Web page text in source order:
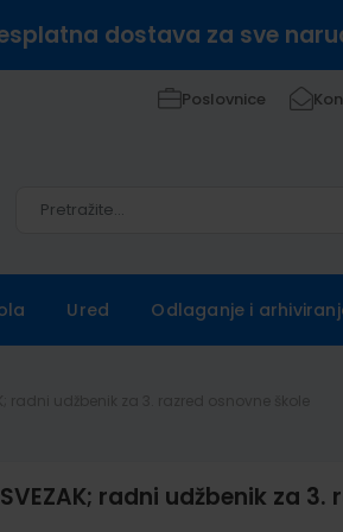
dostava za sve
Poslovnice
Ured Odlaganje i
radni udžbenik za 3.